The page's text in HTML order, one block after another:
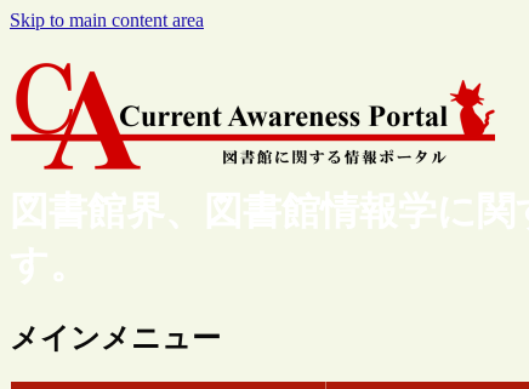
Skip to main content area
図書館界、図書館情報学に
す。
メインメニュー